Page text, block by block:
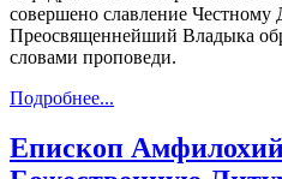
совершено славление Честному
Преосвященнейший Владыка
словами проповеди.
Подробнее...
Епископ